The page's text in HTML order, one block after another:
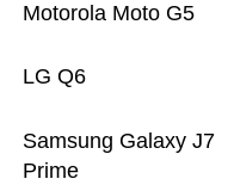
Samsung Galaxy J7
Prime
LG Q6
Motorola Moto G5